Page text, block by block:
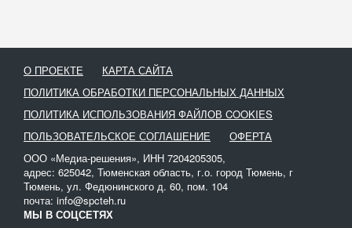
работ.
Услуга аренды спецтехники для разработки грунта
востребована у частников и компаний. Часто возникают
ситуации, когда экскаватор выходит из строя и продолжение
работ на нем становится невозможным. Покупать новую технику
на время ремонта нецелесообразно, куда проще избежать
простоя путем аренды спецтехники.
Выбор техники следует осуществлять, отталкиваясь от
следующих параметров:
О ПРОЕКТЕ
КАРТА САЙТА
ПОЛИТИКА ОБРАБОТКИ ПЕРСОНАЛЬНЫХ ДАННЫХ
ПОЛИТИКА ИСПОЛЬЗОВАНИЯ ФАЙЛОВ COOKIES
ПОЛЬЗОВАТЕЛЬСКОЕ СОГЛАШЕНИЕ
ОФЕРТА
ООО «Медиа-решения», ИНН 7204205305,
адрес: 625042, Тюменская область, г.о. город Тюмень, г
Тюмень, ул. Федюнинского д. 60, пом. 104
почта: info@spcteh.ru
МЫ В СОЦСЕТЯХ